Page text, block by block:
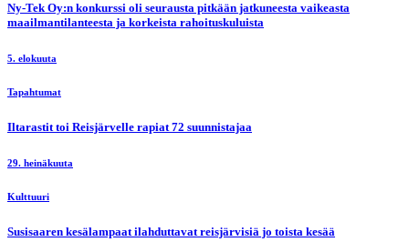
Ny-Tek Oy:n konkurssi oli seurausta pitkään jatkuneesta vaikeasta
maailmantilanteesta ja korkeista rahoituskuluista
5. elokuuta
Tapahtumat
Iltarastit toi Reisjärvelle rapiat 72 suunnistajaa
29. heinäkuuta
Kulttuuri
Susisaaren kesälampaat ilahduttavat reisjärvisiä jo toista kesää